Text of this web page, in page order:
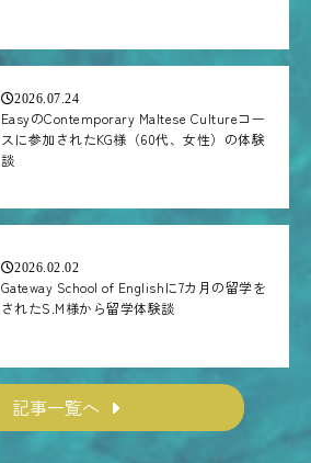
2026.07.24
EasyのContemporary Maltese Cultureコー
スに参加されたKG様（60代、女性）の体験
談
2026.02.02
Gateway School of Englishに7カ月の留学を
されたS.M様から留学体験談
記事一覧へ